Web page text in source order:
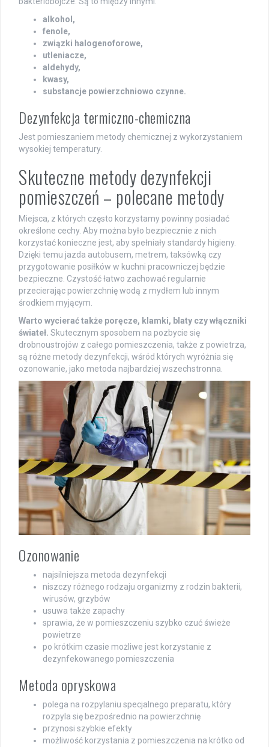
alkohol,
fenole,
związki halogenoforowe,
utleniacze,
aldehydy,
kwasy,
substancje powierzchniowo czynne.
Dezynfekcja termiczno-chemiczna
Jest pomieszaniem metody chemicznej z wykorzystaniem
wysokiej temperatury.
Skuteczne metody dezynfekcji
pomieszczeń – polecane metody
Miejsca, z których często korzystamy powinny posiadać
określone cechy. Aby można było bezpiecznie z nich
korzystać konieczne jest, aby spełniały standardy higieny.
Dzięki temu jazda autobusem, metrem, taksówką czy
przygotowanie posiłków w kuchni pracowniczej będzie
bezpieczne. Czystość łatwo zachować regularnie
przecierając powierzchnię wodą z mydłem lub innym
środkiem myjącym.
Warto wycierać także poręcze, klamki, blaty czy włączniki
świateł. Skutecznym sposobem na pozbycie się
drobnoustrojów z całego pomieszczenia, także z powietrza,
są różne metody dezynfekcji, wśród których wyróżnia się
ozonowanie, jako metoda najbardziej wszechstronna.
Ozonowanie
najsilniejsza metoda dezynfekcji
niszczy różnego rodzaju organizmy z rodzin bakterii,
wirusów, grzybów
usuwa także zapachy
sprawia, że w pomieszczeniu szybko czuć świeże
powietrze
po krótkim czasie możliwe jest korzystanie z
dezynfekowanego pomieszczenia
Metoda opryskowa
polega na rozpylaniu specjalnego preparatu, który
rozpyla się bezpośrednio na powierzchnię
przynosi szybkie efekty
możliwość korzystania z pomieszczenia na krótko od